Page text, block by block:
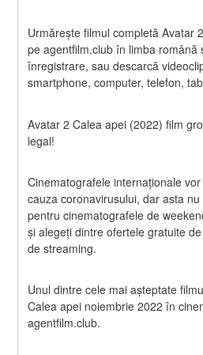
Urmărește filmul completă Avatar
pe agentfilm.club în limba română
înregistrare, sau descarcă
smartphone, computer, telefon,
Avatar 2 Calea apei (2022) film
legal!
Cinematografele internaționale
cauza coronavirusului, dar asta
pentru cinematografele de
și alegeți dintre ofertele gratuite
de streaming.
Unul dintre cele mai așteptate
Calea apei noiembrie 2022 în
agentfilm.club.